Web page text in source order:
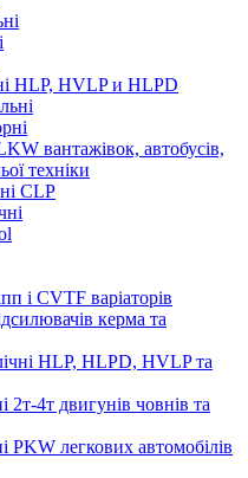
HLP, HVLP и HLPD
вантажівок, автобусів,
техніки
CLP
і CVTF варіаторів
керма та
HLP, HLPD, HVLP та
4т двигунів човнів та
PKW легкових автомобілів